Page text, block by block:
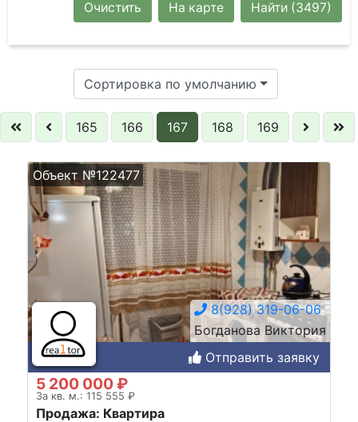
Найти (3497)
На карте
Очистить
Сортировка по умолчанию
165 166 167 168 169
Объект №122477
8(928) 319-06-06
Богданова Виктория
Отправить заявку
5 200 000 ₽
За кв. м.: 115 555 ₽
Продажа: Квартира